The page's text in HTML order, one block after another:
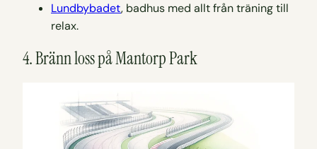
Lundbybadet, badhus med allt från träning till
relax.
4. Bränn loss på Mantorp Park